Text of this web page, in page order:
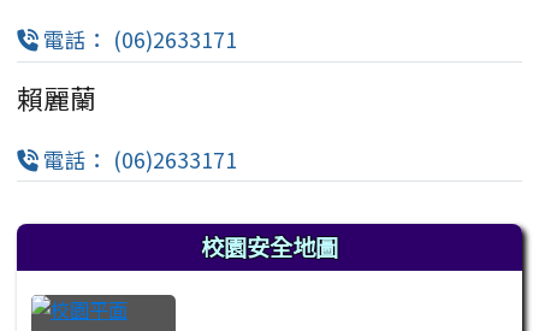
電話： (06)2633171
賴麗蘭
電話： (06)2633171
左邊區域內容 校園安全地圖